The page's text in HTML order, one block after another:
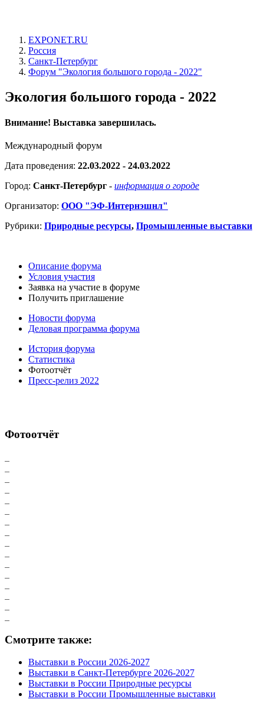
EXPONET.RU
Россия
Санкт-Петербург
Форум "Экология большого города - 2022"
Экология большого города - 2022
Внимание! Выставка завершилась.
Международный форум
Дата проведения: 22.03.2022 - 24.03.2022
Город: Санкт-Петербург - информация о городе
Организатор: ООО "ЭФ-Интернэшнл"
Рубрики: Природные ресурсы, Промышленные выставки
Описание форума
Условия участия
Заявка на участие в форуме
Получить приглашение
Новости форума
Деловая программа форума
История форума
Статистика
Фотоотчёт
Пресс-релиз 2022
Фотоотчёт
Смотрите также:
Выставки в России 2026-2027
Выставки в Санкт-Петербурге 2026-2027
Выставки в России Природные ресурсы
Выставки в России Промышленные выставки